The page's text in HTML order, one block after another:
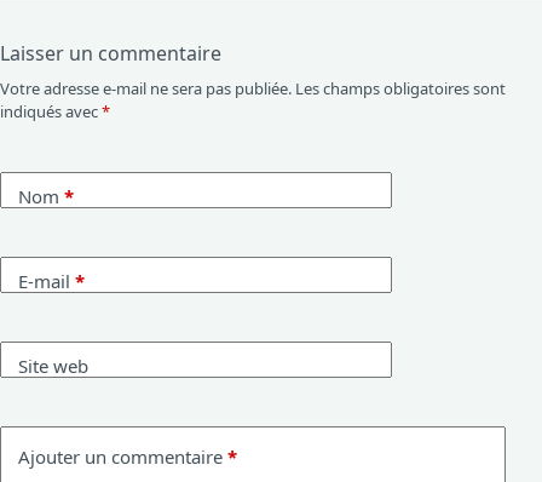
Laisser un commentaire
Votre adresse e-mail ne sera pas publiée. Les champs obligatoires sont
indiqués avec*
Nom *
E-mail *
Site web
Ajouter un commentaire *